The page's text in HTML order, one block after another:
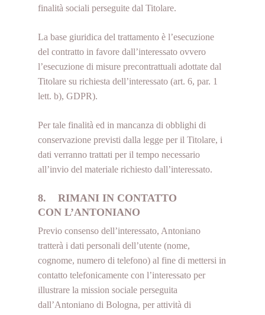
finalità sociali perseguite dal Titolare.
La base giuridica del trattamento è l’esecuzione
del contratto in favore dall’interessato ovvero
l’esecuzione di misure precontrattuali adottate dal
Titolare su richiesta dell’interessato (art. 6, par. 1
lett. b), GDPR).
Per tale finalità ed in mancanza di obblighi di
conservazione previsti dalla legge per il Titolare, i
dati verranno trattati per il tempo necessario
all’invio del materiale richiesto dall’interessato.
8. RIMANI IN CONTATTO
CON L’ANTONIANO
Previo consenso dell’interessato, Antoniano
tratterà i dati personali dell’utente (nome,
cognome, numero di telefono) al fine di mettersi in
contatto telefonicamente con l’interessato per
illustrare la mission sociale perseguita
dall’Antoniano di Bologna, per attività di